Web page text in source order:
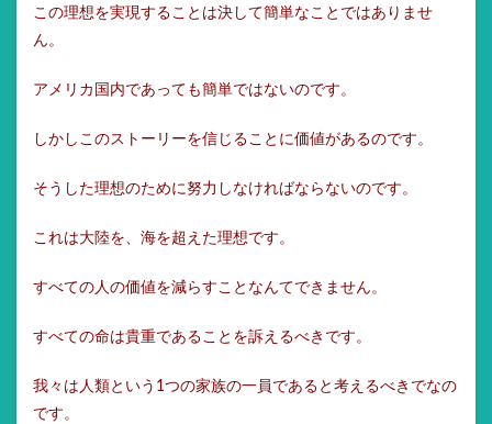
この理想を実現することは決して簡単なことではありませ
ん。
アメリカ国内であっても簡単ではないのです。
しかしこのストーリーを信じることに価値があるのです。
そうした理想のために努力しなければならないのです。
これは大陸を、海を超えた理想です。
すべての人の価値を減らすことなんてできません。
すべての命は貴重であることを訴えるべきです。
我々は人類という1つの家族の一員であると考えるべきでなの
です。